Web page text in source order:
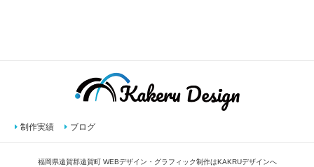
制作実績 ブログ
福岡県遠賀郡遠賀町 WEBデザイン・グラフィック制作はKAKRUデザインへ